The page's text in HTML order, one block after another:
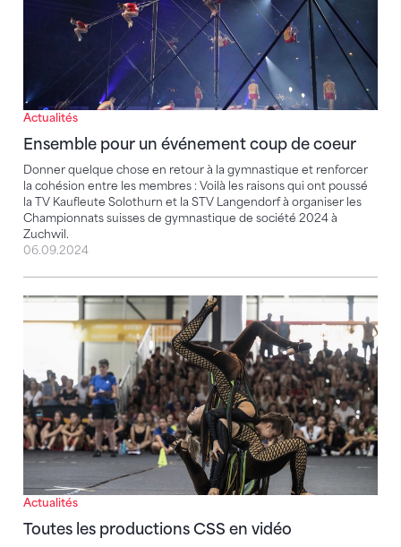
Actualités
Ensemble pour un événement coup de coeur
Donner quelque chose en retour à la gymnastique et renforcer
la cohésion entre les membres : Voilà les raisons qui ont poussé
la TV Kaufleute Solothurn et la STV Langendorf à organiser les
Championnats suisses de gymnastique de société 2024 à
Zuchwil.
06.09.2024
Actualités
Toutes les productions CSS en vidéo
Toutes les productions CSS en vidéo